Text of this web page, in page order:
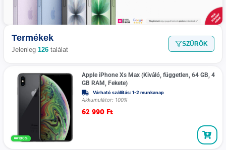
Termékek
Jelenleg 126 találat
SZŰRŐK
100%
Apple iPhone Xs Max (Kiváló, független, 64 GB, 4
GB RAM, Fekete)
Várható szállítás: 1-2 munkanap
Akkumulátor: 100%
62 990 Ft